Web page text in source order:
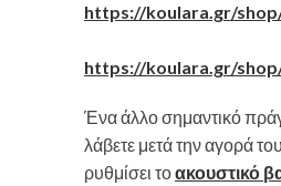
https://koulara.gr/
https://koulara.gr/
Ένα άλλο σημαντικό
λάβετε μετά την αγορά
ρυθμίσει τοακουστικό